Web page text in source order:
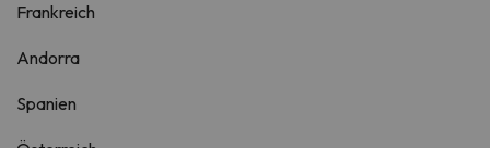
Frankreich
Andorra
Spanien